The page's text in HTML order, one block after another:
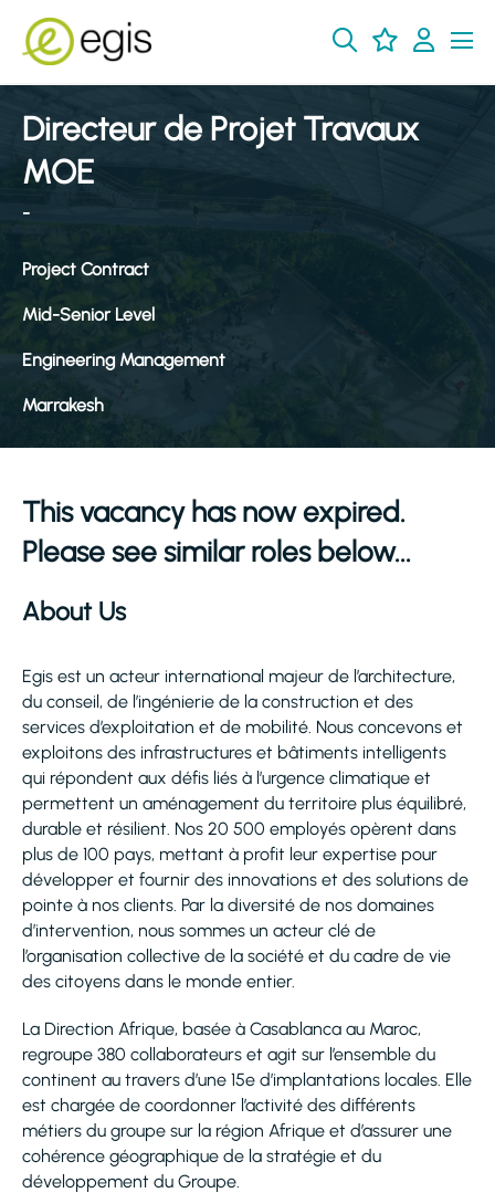
Directeur de Projet Travaux
MOE
-
Project Contract
Mid-Senior Level
Engineering Management
Marrakesh
This vacancy has now expired.
Please see similar roles below...
About Us
Egis est un acteur international majeur de l’architecture,
du conseil, de l’ingénierie de la construction et des
services d’exploitation et de mobilité. Nous concevons et
exploitons des infrastructures et bâtiments intelligents
qui répondent aux défis liés à l’urgence climatique et
permettent un aménagement du territoire plus équilibré,
durable et résilient. Nos 20 500 employés opèrent dans
plus de 100 pays, mettant à profit leur expertise pour
développer et fournir des innovations et des solutions de
pointe à nos clients. Par la diversité de nos domaines
d’intervention, nous sommes un acteur clé de
l’organisation collective de la société et du cadre de vie
des citoyens dans le monde entier.
La Direction Afrique, basée à Casablanca au Maroc,
regroupe 380 collaborateurs et agit sur l’ensemble du
continent au travers d’une 15e d’implantations locales. Elle
est chargée de coordonner l’activité des différents
métiers du groupe sur la région Afrique et d’assurer une
cohérence géographique de la stratégie et du
développement du Groupe.